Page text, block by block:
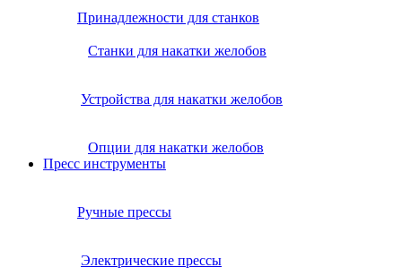
Принадлежности для станков
Станки для накатки желобов
Устройства для накатки желобов
Опции для накатки желобов
Пресс инструменты
Ручные прессы
Электрические прессы